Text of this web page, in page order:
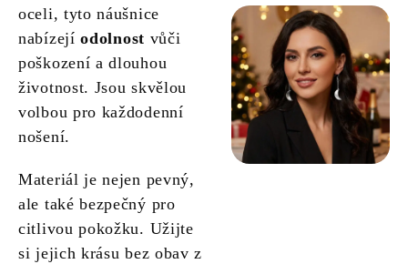
oceli, tyto náušnice
nabízejíodolnost vůči
poškození a dlouhou
životnost. Jsou skvělou
volbou pro každodenní
nošení.
Materiál je nejen pevný,
ale také bezpečný pro
citlivou pokožku. Užijte
si jejich krásu bez obav z